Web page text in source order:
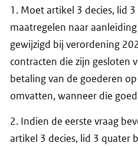
1. Moet artikel 3 decies, lid
maatregelen naar
gewijzigd bij verordening
contracten die zijn gesloten
betaling van de goederen
omvatten, wanneer die
2. Indien de eerste vraag
artikel 3 decies, lid 3 quater